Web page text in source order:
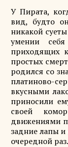
У Пирата,
вид, будто
никакой
умении
приходящих
простых
родился со
платиново-
вкусными
приносили
своей
движениями
задние лапы
очередной раз.